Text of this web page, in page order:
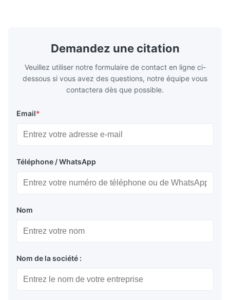
Demandez une citation
Veuillez utiliser notre formulaire de contact en ligne ci-
dessous si vous avez des questions, notre équipe vous
contactera dès que possible.
Email*
Téléphone / WhatsApp
Nom
Nom de la société :